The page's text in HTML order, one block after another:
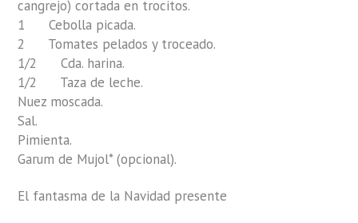
cangrejo) cortada en trocitos.
1 Cebolla picada.
2 Tomates pelados y troceado.
1/2 Cda. harina.
1/2 Taza de leche.
Nuez moscada.
Sal.
Pimienta.
Garum de Mujol* (opcional).
El fantasma de la Navidad presente